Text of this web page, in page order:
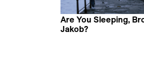
Are You Sleeping,
Jakob?